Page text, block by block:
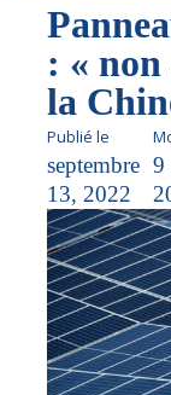
: « non
la
Publié le
septembre
13, 2022
9